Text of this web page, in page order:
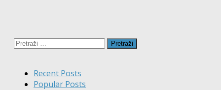
Pretraži:
Recent Posts
Popular Posts